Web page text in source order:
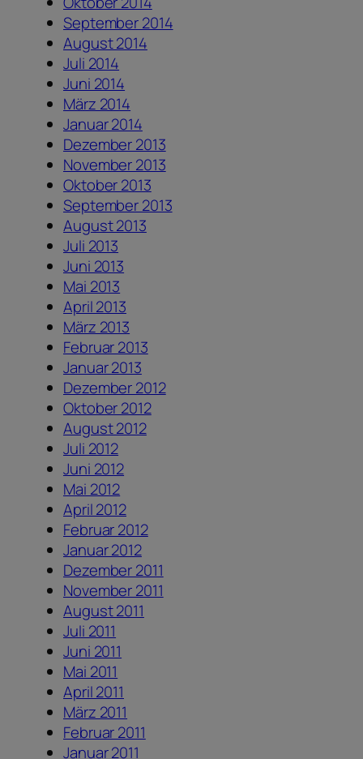
September 2014
August 2014
Juli 2014
Juni 2014
März 2014
Januar 2014
Dezember 2013
November 2013
Oktober 2013
September 2013
August 2013
Juli 2013
Juni 2013
Mai 2013
April 2013
März 2013
Februar 2013
Januar 2013
Dezember 2012
Oktober 2012
August 2012
Juli 2012
Juni 2012
Mai 2012
April 2012
Februar 2012
Januar 2012
Dezember 2011
November 2011
August 2011
Juli 2011
Juni 2011
Mai 2011
April 2011
März 2011
Februar 2011
Januar 2011